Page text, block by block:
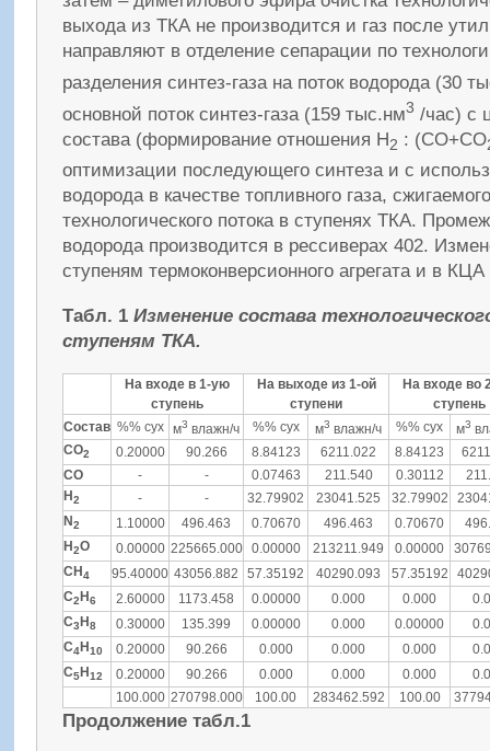
выхода из ТКА не производится и газ после
направляют в отделение сепарации по
разделения синтез-газа на поток водорода (30
основной поток синтез-газа (159 тыс.нм3 /час) с
состава (формирование отношения Н2 : (СО+СО
оптимизации последующего синтеза и с
водорода в качестве топливного газа,
технологического потока в ступенях ТКА.
водорода производится в рессиверах 402.
ступеням термоконверсионного агрегата и в
Табл. 1 Изменение состава
ступеням ТКА.
На входе в 1-ую
ступень
На выходе из 1-ой
ступени
На входе во
ступень
Состав %% сух м3 влажн/ч %% сух м3 влажн/ч %% сух м3
CO2 0.20000 90.266 8.84123 6211.022 8.84123
CO
- - 0.07463 211.540 0.30112
Н 2 - - 32.79902 23041.525 32.79902
N2 1.10000 496.463 0.70670 496.463 0.70670
H 2O 0.00000 225665.000 0.00000 213211.949 0.00000
CH 4 95.40000 43056.882 57.35192 40290.093 57.35192
C2H 6 2.60000 1173.458 0.00000 0.000 0.000
C3 H 8 0.30000 135.399 0.00000 0.000 0.00000
C4H 10 0.20000 90.266 0.000 0.000 0.000
C5H 12 0.20000 90.266 0.000 0.000 0.000
100.000 270798.000 100.00 283462.592 100.00
Продолжение табл.1